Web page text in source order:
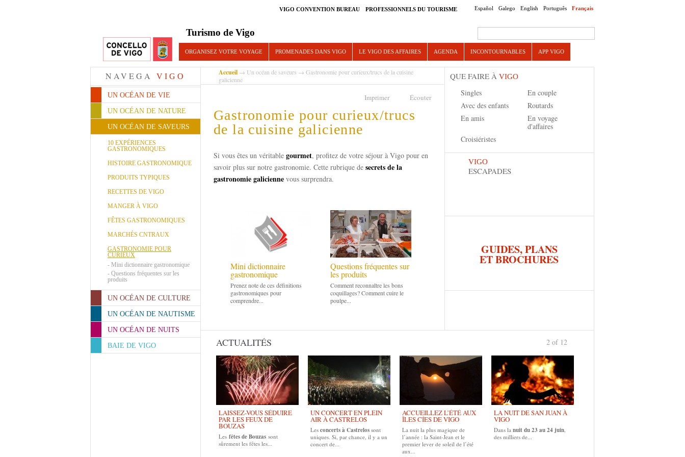
Español Galego English Português Français
VIGO CONVENTION BUREAU PROFESSIONNELS DU TOURISME
Turismo de Vigo
ORGANISEZ VOTRE VOYAGE PROMENADES DANS VIGO LE VIGO DES AFFAIRES AGENDA INCONTOURNABLES APP VIGO
NAVEGA VIGO
UN OCÉAN DE VIE
UN OCÉAN DE NATURE
UN OCÉAN DE SAVEURS
10 EXPÉRIENCES
GASTRONOMIQUES
HISTOIRE GASTRONOMIQUE
PRODUITS TYPIQUES
RECETTES DE VIGO
MANGER À VIGO
FÊTES GASTRONOMIQUES
MARCHÉS CNTRAUX
GASTRONOMIE POUR
CURIEUX
- Mini dictionnaire gastronomique
- Questions fréquentes sur les
produits
UN OCÉAN DE CULTURE
UN OCÉAN DE NAUTISME
UN OCÉAN DE NUITS
BAIE DE VIGO
Accueil → Un océan de saveurs → Gastronomie pour curieux/trucs de la cuisine
galicienne
Imprimer Écouter
Gastronomie pour curieux/trucs
de la cuisine galicienne
Si vous êtes un véritable gourmet, profitez de votre séjour à Vigo pour en
savoir plus sur notre gastronomie. Cette rubrique de secrets de la
gastronomie galicienne vous surprendra.
Mini dictionnaire
gastronomique
Prenez note de ces définitions
gastronomiques pour
comprendre...
Questions fréquentes sur
les produits
Comment reconnaître les bons
coquillages? Comment cuire le
poulpe...
QUE FAIRE À VIGO
Singles
En couple
Avec des enfants
Routards
En amis
En voyage
d'affaires
Croisiéristes
VIGO
ESCAPADES
GUIDES, PLANS
ET BROCHURES
ACTUALITÉS
LAISSEZ-VOUS SÉDUIRE
PAR LES FEUX DE
BOUZAS
Les fêtes deBouzas sont
sûrement les fêtes les...
UN CONCERT EN PLEIN
AIR À CASTRELOS
Les concerts à Castrelos sont
uniques. Si, par chance, il y a un
concert de...
ACCUEILLEZ L’ÉTÉ AUX
ÎLES CÍES DE VIGO
La nuit la plus magique de
l’année : la Saint-Jean et le
premier lever de soleil de l’été
aux...
LA NUIT DE SAN JUAN À
VIGO
Dans la nuit du 23 au 24 juin,
des milliers de...
2 of 12